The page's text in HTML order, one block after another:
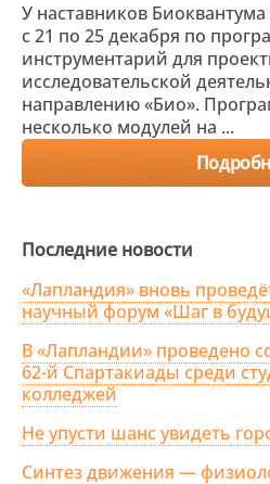
У наставников
с 21 по 25 декабря по
инструментарий для
исследовательской
направлению «Био».
несколько модулей на ...
Последние новости
«Лапландия» вновь
научный форум «Шаг в
В «Лапландии» проведено
62-й Спартакиады среди
колледжей
Не упусти шанс увидеть
Синтез движения —